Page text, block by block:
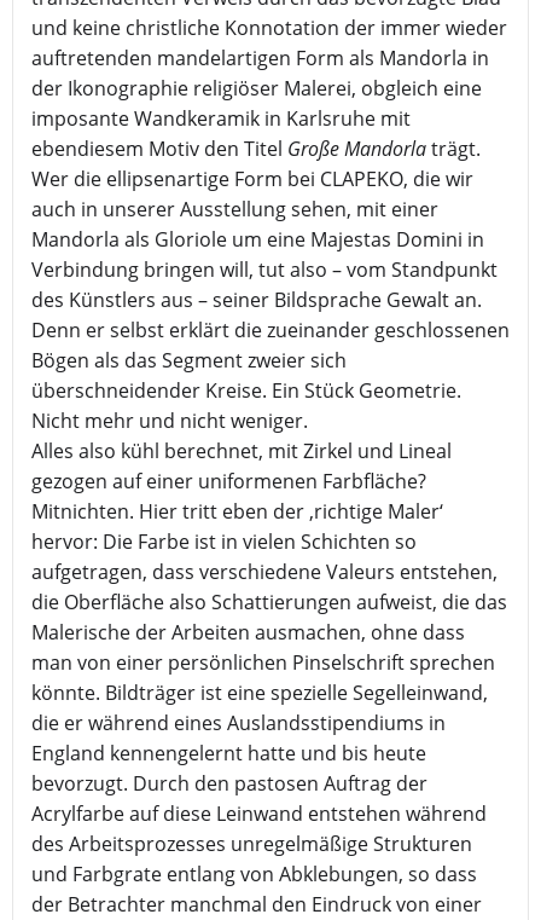
und keine christliche Konnotation der immer wieder
auftretenden mandelartigen Form als Mandorla in
der Ikonographie religiöser Malerei, obgleich eine
imposante Wandkeramik in Karlsruhe mit
ebendiesem Motiv den Titel Große Mandorlaträgt.
Wer die ellipsenartige Form bei CLAPEKO, die wir
auch in unserer Ausstellung sehen, mit einer
Mandorla als Gloriole um eine Majestas Domini in
Verbindung bringen will, tut also – vom Standpunkt
des Künstlers aus – seiner Bildsprache Gewalt an.
Denn er selbst erklärt die zueinander geschlossenen
Bögen als das Segment zweier sich
überschneidender Kreise. Ein Stück Geometrie.
Nicht mehr und nicht weniger.
Alles also kühl berechnet, mit Zirkel und Lineal
gezogen auf einer uniformenen Farbfläche?
Mitnichten. Hier tritt eben der ‚richtige Maler‘
hervor: Die Farbe ist in vielen Schichten so
aufgetragen, dass verschiedene Valeurs entstehen,
die Oberfläche also Schattierungen aufweist, die das
Malerische der Arbeiten ausmachen, ohne dass
man von einer persönlichen Pinselschrift sprechen
könnte. Bildträger ist eine spezielle Segelleinwand,
die er während eines Auslandsstipendiums in
England kennengelernt hatte und bis heute
bevorzugt. Durch den pastosen Auftrag der
Acrylfarbe auf diese Leinwand entstehen während
des Arbeitsprozesses unregelmäßige Strukturen
und Farbgrate entlang von Abklebungen, so dass
der Betrachter manchmal den Eindruck von einer